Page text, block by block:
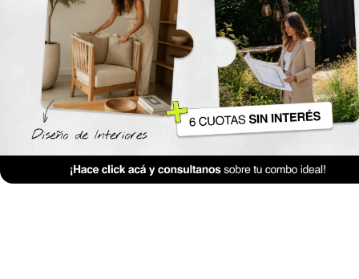
Anterior Clase
Clase 13
Materiales